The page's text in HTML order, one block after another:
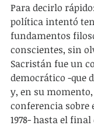
Para decirlo
política intentó
fundamentos
conscientes, sin
Sacristán fue un
democrático -que
y, en su
conferencia sobre
1978- hasta el